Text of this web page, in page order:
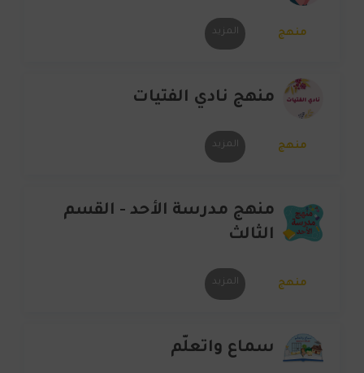
منهج المزيد
منهج نادي الفتيات
منهج المزيد
منهج مدرسة الأحد - القسم
الثالث
منهج المزيد
سماع واتعلّم